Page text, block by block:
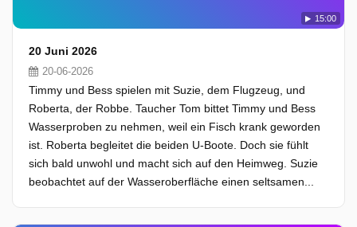
15:00
20 Juni 2026
20-06-2026
Timmy und Bess spielen mit Suzie, dem Flugzeug, und
Roberta, der Robbe. Taucher Tom bittet Timmy und Bess
Wasserproben zu nehmen, weil ein Fisch krank geworden
ist. Roberta begleitet die beiden U-Boote. Doch sie fühlt
sich bald unwohl und macht sich auf den Heimweg. Suzie
beobachtet auf der Wasseroberfläche einen seltsamen...